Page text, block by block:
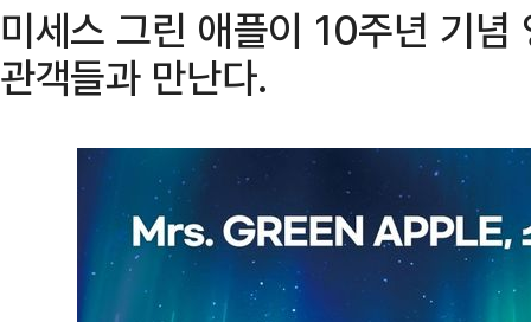
미세스 그린 애플이 10주년 기념
관객들과 만난다.